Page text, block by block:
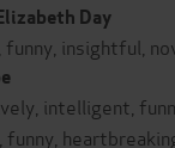
Day
insightful,
intelligent,
funny,